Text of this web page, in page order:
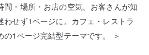
間・場所・お店の空気。お客さんが知
わせず1ページに。カフェ・レストラ
の1ページ完結型テーマです。 ＞